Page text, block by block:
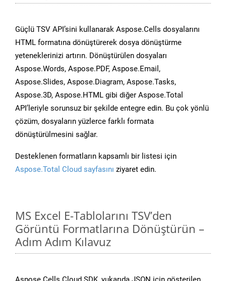
Güçlü TSV API’sini kullanarak Aspose.Cells dosyalarını
HTML formatına dönüştürerek dosya dönüştürme
yeteneklerinizi artırın. Dönüştürülen dosyaları
Aspose.Words, Aspose.PDF, Aspose.Email,
Aspose.Slides, Aspose.Diagram, Aspose.Tasks,
Aspose.3D, Aspose.HTML gibi diğer Aspose.Total
API’leriyle sorunsuz bir şekilde entegre edin. Bu çok yönlü
çözüm, dosyaların yüzlerce farklı formata
dönüştürülmesini sağlar.
Desteklenen formatların kapsamlı bir listesi için
Aspose.Total Cloud sayfasını ziyaret edin.
MS Excel E-Tablolarını TSV’den
Görüntü Formatlarına Dönüştürün –
Adım Adım Kılavuz